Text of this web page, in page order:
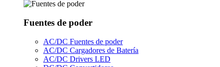
Fuentes de poder
AC/DC Fuentes de poder
AC/DC Cargadores de Batería
AC/DC Drivers LED